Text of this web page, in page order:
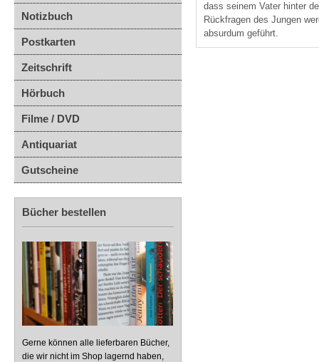
Notizbuch
Postkarten
Zeitschrift
Hörbuch
Filme / DVD
Antiquariat
Gutscheine
Bücher bestellen
Gerne können alle lieferbaren Bücher,
die wir nicht im Shop lagernd haben,
dass seinem Vater hinter
Rückfragen des Jungen
absurdum geführt.